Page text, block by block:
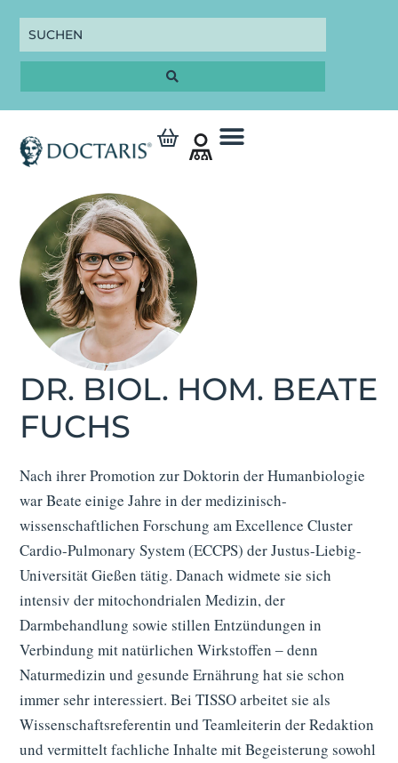
DR. BIOL. HOM. BEATE
FUCHS
Nach ihrer Promotion zur Doktorin der Humanbiologie
war Beate einige Jahre in der medizinisch-
wissenschaftlichen Forschung am Excellence Cluster
Cardio-Pulmonary System (ECCPS) der Justus-Liebig-
Universität Gießen tätig. Danach widmete sie sich
intensiv der mitochondrialen Medizin, der
Darmbehandlung sowie stillen Entzündungen in
Verbindung mit natürlichen Wirkstoffen ‒ denn
Naturmedizin und gesunde Ernährung hat sie schon
immer sehr interessiert. Bei TISSO arbeitet sie als
Wissenschaftsreferentin und Teamleiterin der Redaktion
und vermittelt fachliche Inhalte mit Begeisterung sowohl